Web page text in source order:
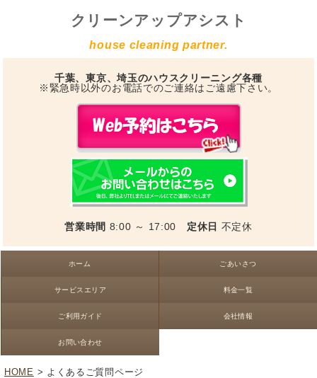
クリーンアップアシスト
house cleaning partner.
千葉、東京、埼玉のハウスクリーニング各種
※緊急時以外のお電話でのご連絡はご遠慮下さい。
営業時間 8:00 ～ 17:00 定休日 不定休
ホーム ごあいさつ
サービスエリア 料金一覧
ご利用ガイド 会社情報
お問い合わせ
HOME > よくあるご質問ページ